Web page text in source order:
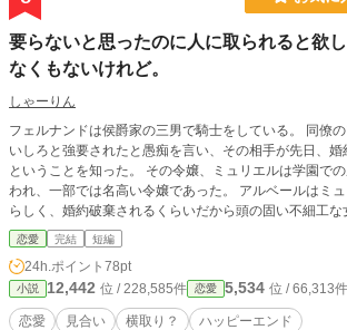
要らないと思ったのに人に取られると欲
なくもないけれど。
しゃーりん
フェルナンドは侯爵家の三男で騎士をしている。 同僚
いしろと強要されたと愚痴を言い、その相手が先日、
ということを知った。 その令嬢、ミュリエルは学園で
われ、一部では名高い令嬢であった。 アルベールはミ
らしく、婚約破棄されるくらいだから頭の固い不細工
が、ミュリエルは美人である。 ならば、アルベールが見
と見合いができないかとフェルナンドは考えた。 フェル
実家の領地で働くために、妻を必要としていたからであ
ュリエルの結婚を知ったアルベールは、ミュリエルを見
というお話です。
恋愛 完結 短編
24h.ポイント 78pt
小説 12,442 位 / 228,585件 恋愛 5,534 位 / 66,313件
恋愛 見合い 横取り？ ハッピーエンド